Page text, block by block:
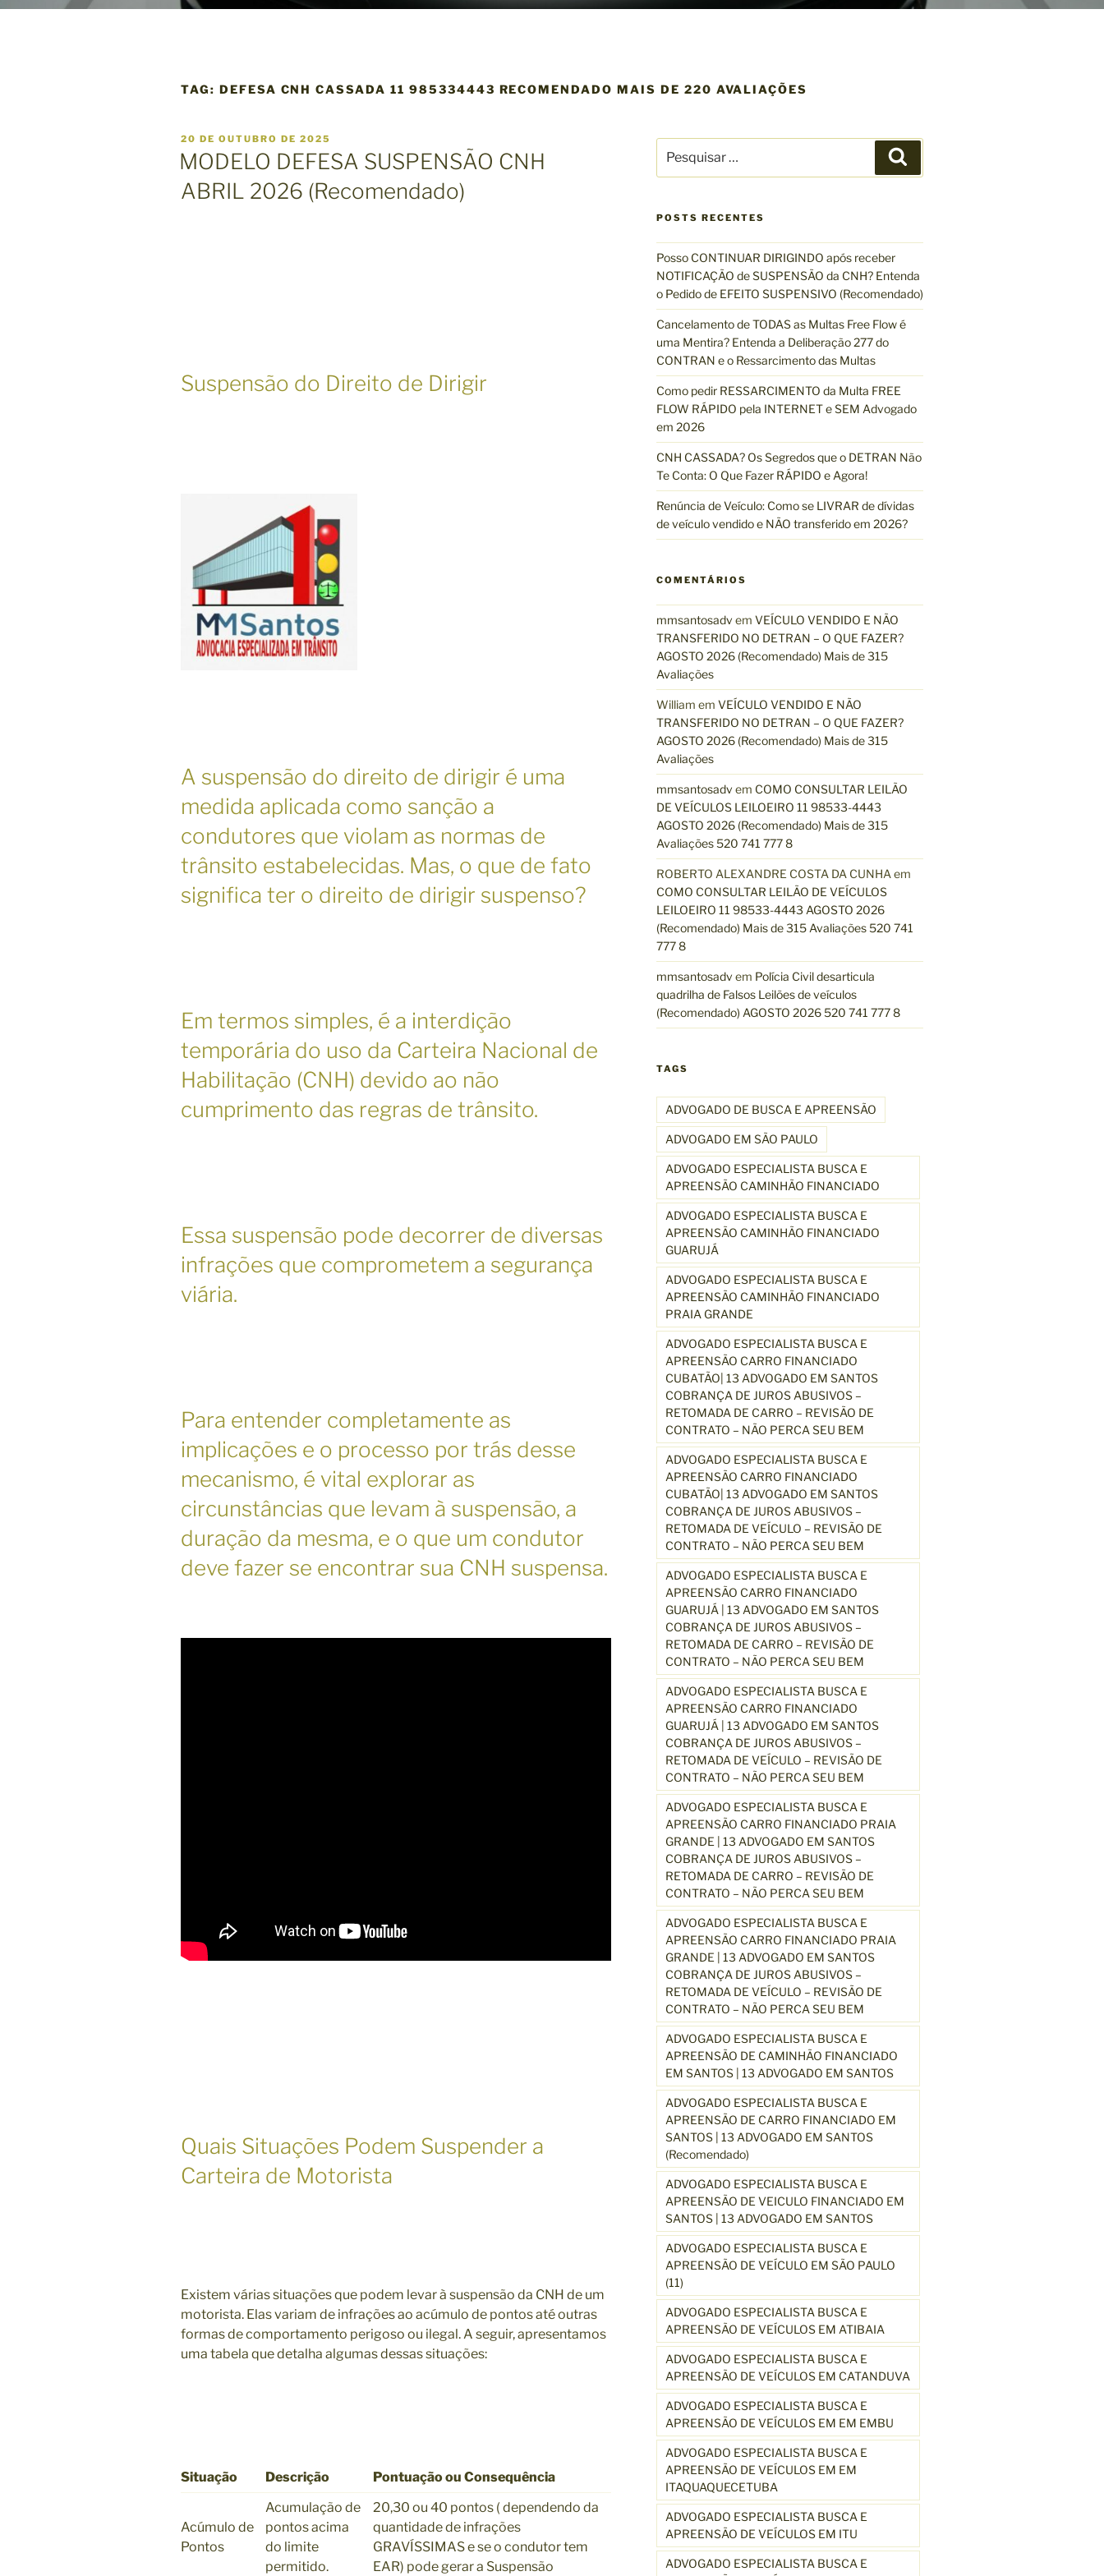
TAG: DEFESA CNH CASSADA 11 985334443 RECOMENDADO MAIS DE 220 AVALIAÇÕES
P
U
B
I
20 DE OUTUBRO DE 2025
MODELO DEFESA SUSPENSÃO CNH
ABRIL 2026 (Recomendado)
Suspensão do Direito de Dirigir
A suspensão do direito de dirigir é uma
medida aplicada como sanção a
condutores que violam as normas de
trânsito estabelecidas. Mas, o que de fato
significa ter o direito de dirigir suspenso?
Em termos simples, é a interdição
temporária do uso da Carteira Nacional de
Habilitação (CNH) devido ao não
cumprimento das regras de trânsito.
Essa suspensão pode decorrer de diversas
infrações que comprometem a segurança
viária.
Para entender completamente as
implicações e o processo por trás desse
mecanismo, é vital explorar as
circunstâncias que levam à suspensão, a
duração da mesma, e o que um condutor
deve fazer se encontrar sua CNH suspensa.
Quais Situações Podem Suspender a
Carteira de Motorista
Existem várias situações que podem levar à suspensão da CNH de um
motorista. Elas variam de infrações ao acúmulo de pontos até outras
formas de comportamento perigoso ou ilegal. A seguir, apresentamos
uma tabela que detalha algumas dessas situações:
Situação Descrição Pontuação ou Consequência
Acúmulo de
Pontos
Acumulação de
pontos acima
do limite
permitido.
20,30 ou 40 pontos ( dependendo da
quantidade de infrações
GRAVÍSSIMAS e se o condutor tem
EAR) pode gerar a Suspensão
s
u
s
a
r
p
o
r
:
e
s
a
r
POSTS RECENTES
Posso CONTINUAR DIRIGINDO após receber
NOTIFICAÇÃO de SUSPENSÃO da CNH? Entenda
o Pedido de EFEITO SUSPENSIVO (Recomendado)
Cancelamento de TODAS as Multas Free Flow é
uma Mentira? Entenda a Deliberação 277 do
CONTRAN e o Ressarcimento das Multas
Como pedir RESSARCIMENTO da Multa FREE
FLOW RÁPIDO pela INTERNET e SEM Advogado
em 2026
CNH CASSADA? Os Segredos que o DETRAN Não
Te Conta: O Que Fazer RÁPIDO e Agora!
Renúncia de Veículo: Como se LIVRAR de dívidas
de veículo vendido e NÃO transferido em 2026?
COMENTÁRIOS
mmsantosadv em VEÍCULO VENDIDO E NÃO
TRANSFERIDO NO DETRAN – O QUE FAZER?
AGOSTO 2026 (Recomendado) Mais de 315
Avaliações
William em VEÍCULO VENDIDO E NÃO
TRANSFERIDO NO DETRAN – O QUE FAZER?
AGOSTO 2026 (Recomendado) Mais de 315
Avaliações
mmsantosadv em COMO CONSULTAR LEILÃO
DE VEÍCULOS LEILOEIRO 11 98533-4443
AGOSTO 2026 (Recomendado) Mais de 315
Avaliações 520 741 777 8
ROBERTO ALEXANDRE COSTA DA CUNHA em
COMO CONSULTAR LEILÃO DE VEÍCULOS
LEILOEIRO 11 98533-4443 AGOSTO 2026
(Recomendado) Mais de 315 Avaliações 520 741
777 8
mmsantosadv em Polícia Civil desarticula
quadrilha de Falsos Leilões de veículos
(Recomendado) AGOSTO 2026 520 741 777 8
TAGS
ADVOGADO DE BUSCA E APREENSÃO
ADVOGADO EM SÃO PAULO
ADVOGADO ESPECIALISTA BUSCA E
APREENSÃO CAMINHÃO FINANCIADO
ADVOGADO ESPECIALISTA BUSCA E
APREENSÃO CAMINHÃO FINANCIADO
GUARUJÁ
ADVOGADO ESPECIALISTA BUSCA E
APREENSÃO CAMINHÃO FINANCIADO
PRAIA GRANDE
ADVOGADO ESPECIALISTA BUSCA E
APREENSÃO CARRO FINANCIADO
CUBATÃO| 13 ADVOGADO EM SANTOS
COBRANÇA DE JUROS ABUSIVOS –
RETOMADA DE CARRO – REVISÃO DE
CONTRATO – NÃO PERCA SEU BEM
ADVOGADO ESPECIALISTA BUSCA E
APREENSÃO CARRO FINANCIADO
CUBATÃO| 13 ADVOGADO EM SANTOS
COBRANÇA DE JUROS ABUSIVOS –
RETOMADA DE VEÍCULO – REVISÃO DE
CONTRATO – NÃO PERCA SEU BEM
ADVOGADO ESPECIALISTA BUSCA E
APREENSÃO CARRO FINANCIADO
GUARUJÁ | 13 ADVOGADO EM SANTOS
COBRANÇA DE JUROS ABUSIVOS –
RETOMADA DE CARRO – REVISÃO DE
CONTRATO – NÃO PERCA SEU BEM
ADVOGADO ESPECIALISTA BUSCA E
APREENSÃO CARRO FINANCIADO
GUARUJÁ | 13 ADVOGADO EM SANTOS
COBRANÇA DE JUROS ABUSIVOS –
RETOMADA DE VEÍCULO – REVISÃO DE
CONTRATO – NÃO PERCA SEU BEM
ADVOGADO ESPECIALISTA BUSCA E
APREENSÃO CARRO FINANCIADO PRAIA
GRANDE | 13 ADVOGADO EM SANTOS
COBRANÇA DE JUROS ABUSIVOS –
RETOMADA DE CARRO – REVISÃO DE
CONTRATO – NÃO PERCA SEU BEM
ADVOGADO ESPECIALISTA BUSCA E
APREENSÃO CARRO FINANCIADO PRAIA
GRANDE | 13 ADVOGADO EM SANTOS
COBRANÇA DE JUROS ABUSIVOS –
RETOMADA DE VEÍCULO – REVISÃO DE
CONTRATO – NÃO PERCA SEU BEM
ADVOGADO ESPECIALISTA BUSCA E
APREENSÃO DE CAMINHÃO FINANCIADO
EM SANTOS | 13 ADVOGADO EM SANTOS
ADVOGADO ESPECIALISTA BUSCA E
APREENSÃO DE CARRO FINANCIADO EM
SANTOS | 13 ADVOGADO EM SANTOS
(Recomendado)
ADVOGADO ESPECIALISTA BUSCA E
APREENSÃO DE VEICULO FINANCIADO EM
SANTOS | 13 ADVOGADO EM SANTOS
ADVOGADO ESPECIALISTA BUSCA E
APREENSÃO DE VEÍCULO EM SÃO PAULO
(11)
ADVOGADO ESPECIALISTA BUSCA E
APREENSÃO DE VEÍCULOS EM ATIBAIA
ADVOGADO ESPECIALISTA BUSCA E
APREENSÃO DE VEÍCULOS EM CATANDUVA
ADVOGADO ESPECIALISTA BUSCA E
APREENSÃO DE VEÍCULOS EM EM EMBU
ADVOGADO ESPECIALISTA BUSCA E
APREENSÃO DE VEÍCULOS EM EM
ITAQUAQUECETUBA
ADVOGADO ESPECIALISTA BUSCA E
APREENSÃO DE VEÍCULOS EM ITU
ADVOGADO ESPECIALISTA BUSCA E